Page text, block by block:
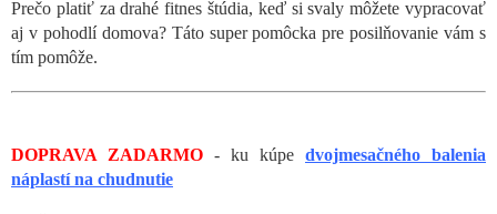
Prečo platiť za drahé fitnes štúdia, keď si svaly môžete vypracovať
aj v pohodlí domova? Táto super pomôcka pre posilňovanie vám s
tím pomôže.
DOPRAVA ZADARMO - ku kúpe dvojmesačného balenia
náplastí na chudnutie